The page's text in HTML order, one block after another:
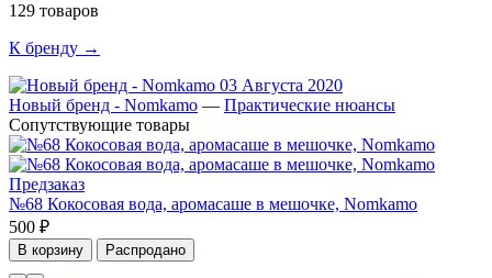
129 товаров
К бренду →
03 Августа 2020
Новый бренд - Nomkamo — Практические нюансы
Сопутствующие товары
Предзаказ
№68 Кокосовая вода, аромасаше в мешочке, Nomkamo
500 ₽
В корзину Распродано